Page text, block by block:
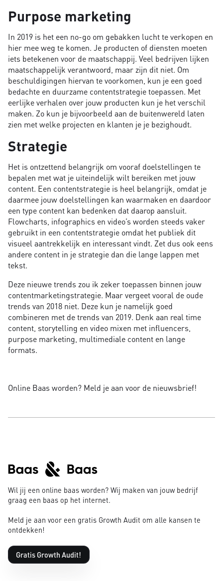
Purpose marketing
In 2019 is het een no-go om gebakken lucht te verkopen en
hier mee weg te komen. Je producten of diensten moeten
iets betekenen voor de maatschappij. Veel bedrijven lijken
maatschappelijk verantwoord, maar zijn dit niet. Om
beschuldigingen hiervan te voorkomen, kun je een goed
bedachte en duurzame contentstrategie toepassen. Met
eerlijke verhalen over jouw producten kun je het verschil
maken. Zo kun je bijvoorbeeld aan de buitenwereld laten
zien met welke projecten en klanten je je bezighoudt.
Strategie
Het is ontzettend belangrijk om vooraf doelstellingen te
bepalen met wat je uiteindelijk wilt bereiken met jouw
content. Een contentstrategie is heel belangrijk, omdat je
daarmee jouw doelstellingen kan waarmaken en daardoor
een type content kan bedenken dat daarop aansluit.
Flowcharts, infographics en video’s worden steeds vaker
gebruikt in een contentstrategie omdat het publiek dit
visueel aantrekkelijk en interessant vindt. Zet dus ook eens
andere content in je strategie dan die lange lappen met
tekst.
Deze nieuwe trends zou ik zeker toepassen binnen jouw
contentmarketingstrategie. Maar vergeet vooral de oude
trends van 2018 niet. Deze kun je namelijk goed
combineren met de trends van 2019. Denk aan real time
content, storytelling en video mixen met influencers,
purpose marketing, multimediale content en lange
formats.
Online Baas worden? Meld je aan voor de nieuwsbrief!
Wil jij een online baas worden? Wij maken van jouw bedrijf
graag een baas op het internet.
Meld je aan voor een gratis Growth Audit om alle kansen te
ontdekken!
Gratis Growth Audit!